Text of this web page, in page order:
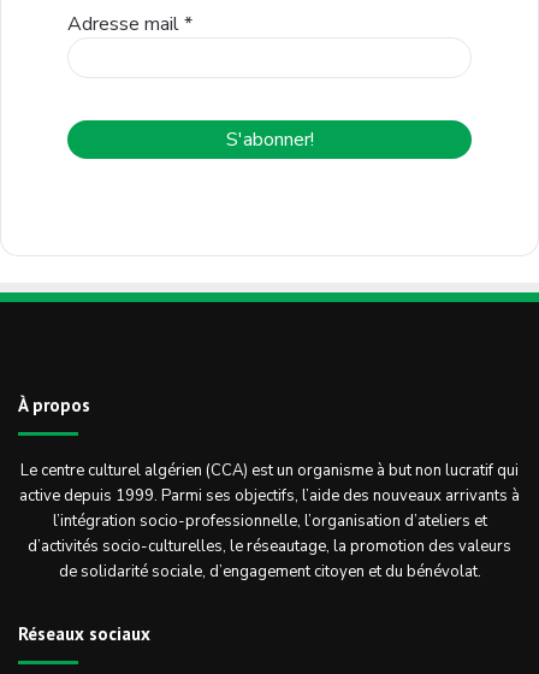
Adresse mail*
À propos
Le centre culturel algérien (CCA) est un organisme à but non lucratif qui
active depuis 1999. Parmi ses objectifs, l’aide des nouveaux arrivants à
l’intégration socio-professionnelle, l’organisation d’ateliers et
d’activités socio-culturelles, le réseautage, la promotion des valeurs
de solidarité sociale, d’engagement citoyen et du bénévolat.
Réseaux sociaux